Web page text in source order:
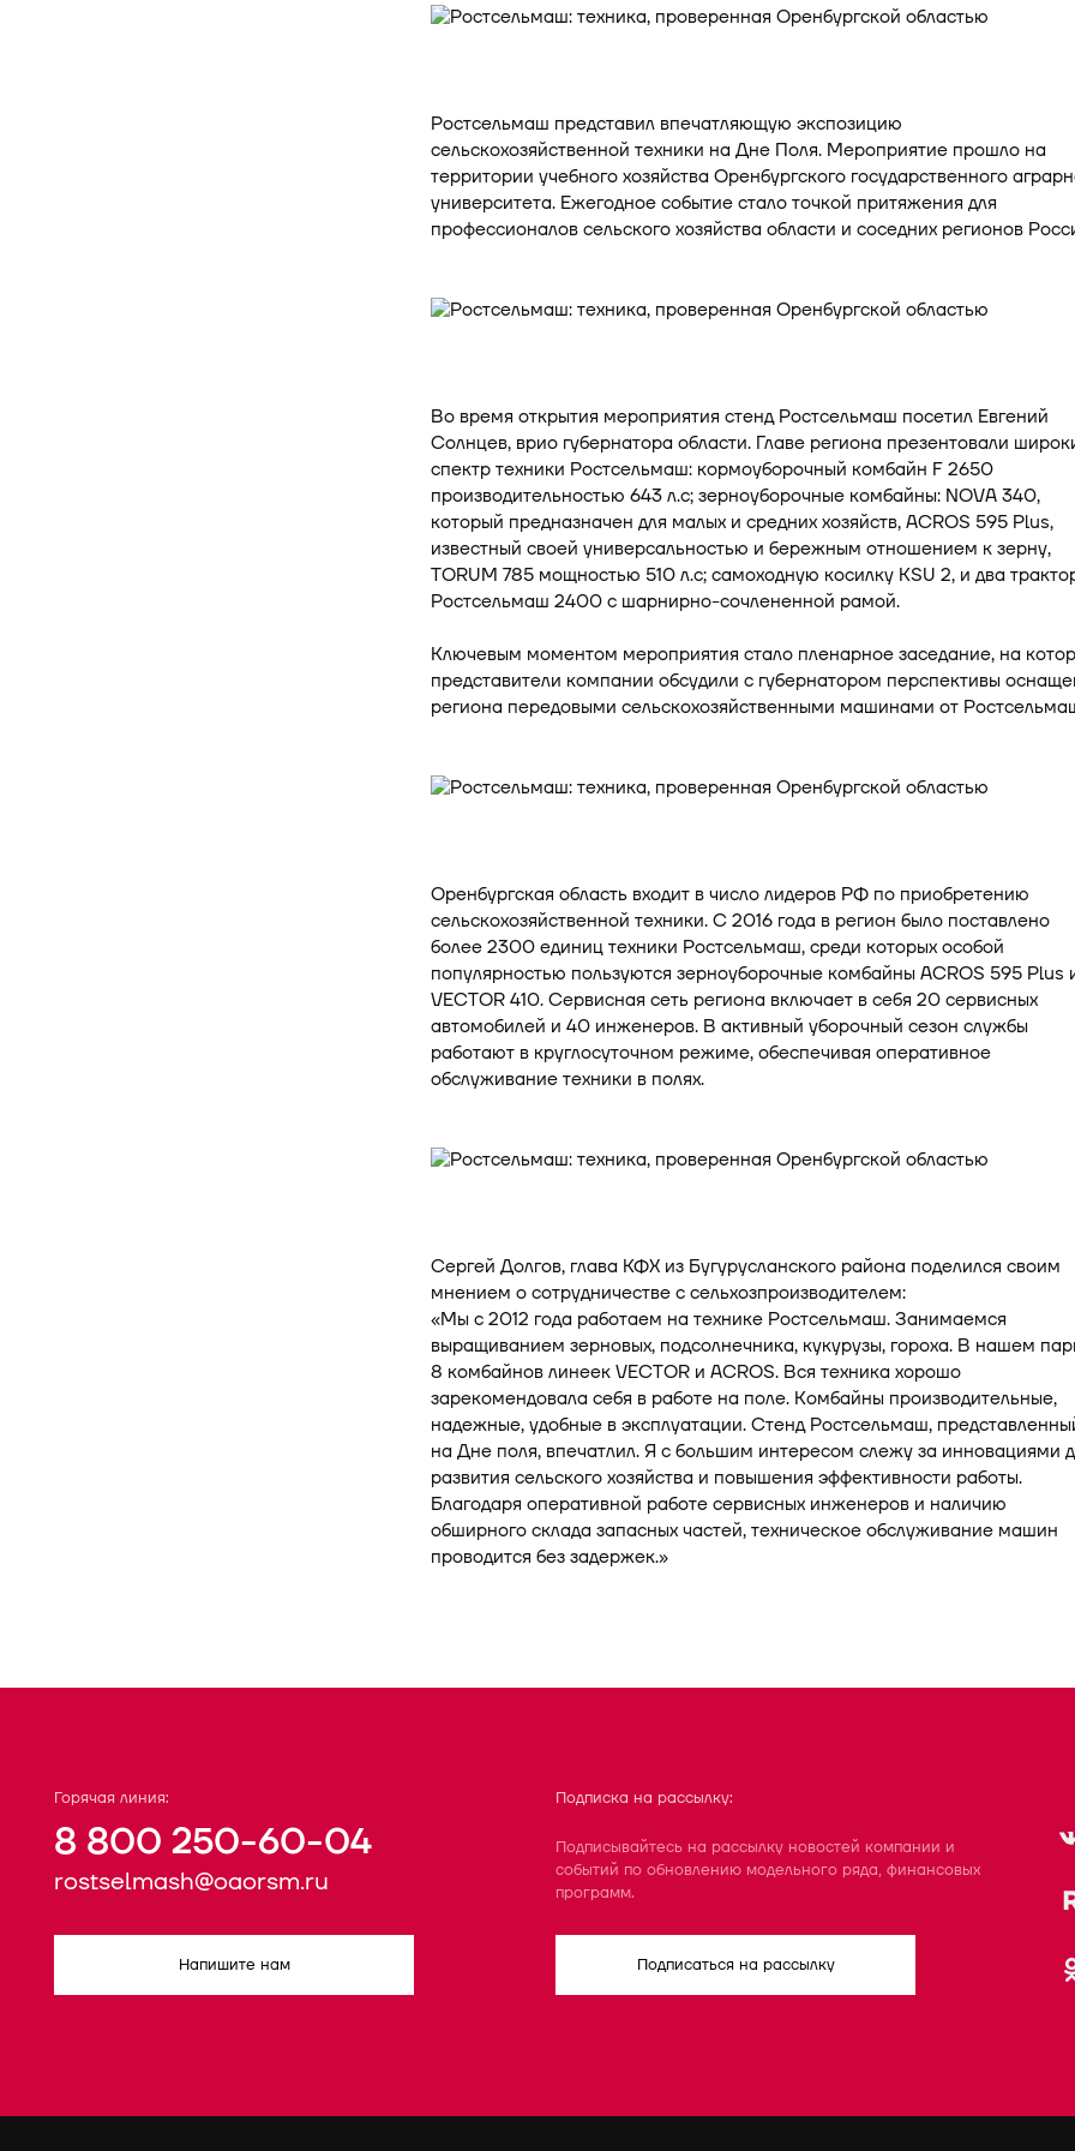
Ростсельмаш представил впечатляющую экспозицию
сельскохозяйственной техники на Дне Поля. Мероприятие прошло на
территории учебного хозяйства Оренбургского государственного
университета. Ежегодное событие стало точкой притяжения для
профессионалов сельского хозяйства области и соседних регионов
Во время открытия мероприятия стенд Ростсельмаш посетил Евгений
Солнцев, врио губернатора области. Главе региона презентовали
спектр техники Ростсельмаш: кормоуборочный комбайн F 2650
производительностью 643 л.с; зерноуборочные комбайны: NOVA 340,
который предназначен для малых и средних хозяйств, ACROS 595 Plus,
известный своей универсальностью и бережным отношением к зерну,
TORUM 785 мощностью 510 л.с; самоходную косилку KSU 2, и два
Ростсельмаш 2400 с шарнирно-сочлененной рамой.
Ключевым моментом мероприятия стало пленарное заседание, на
представители компании обсудили с губернатором перспективы
региона передовыми сельскохозяйственными машинами от
Оренбургская область входит в число лидеров РФ по приобретению
сельскохозяйственной техники. С 2016 года в регион было поставлено
более 2300 единиц техники Ростсельмаш, среди которых особой
популярностью пользуются зерноуборочные комбайны ACROS 595 Plus
VECTOR 410. Сервисная сеть региона включает в себя 20 сервисных
автомобилей и 40 инженеров. В активный уборочный сезон службы
работают в круглосуточном режиме, обеспечивая оперативное
обслуживание техники в полях.
Сергей Долгов, глава КФХ из Бугурусланского района поделился своим
мнением о сотрудничестве с сельхозпроизводителем:
«Мы с 2012 года работаем на технике Ростсельмаш. Занимаемся
выращиванием зерновых, подсолнечника, кукурузы, гороха. В нашем
8 комбайнов линеек VECTOR и ACROS. Вся техника хорошо
зарекомендовала себя в работе на поле. Комбайны производительные,
надежные, удобные в эксплуатации. Стенд Ростсельмаш,
на Дне поля, впечатлил. Я с большим интересом слежу за инновациями
развития сельского хозяйства и повышения эффективности работы.
Благодаря оперативной работе сервисных инженеров и наличию
обширного склада запасных частей, техническое обслуживание машин
проводится без задержек.»
Горячая линия:
8 800 250-60-04
rostselmash@oaorsm.ru
Напишите нам
Подписка на рассылку:
Подписывайтесь на рассылку новостей компании и
событий по обновлению модельного ряда, финансовых
программ.
Подписаться на рассылку